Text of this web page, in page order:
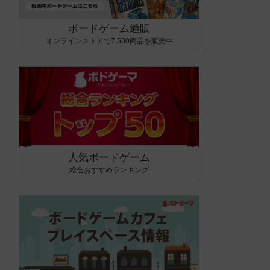
ボードゲーム通販
オンラインストアで7,500商品を販売中
人気ボードゲーム
総合おすすめランキング